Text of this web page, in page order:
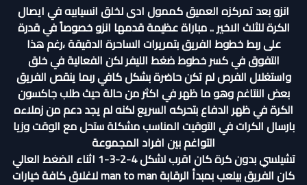
انزو بعد تمركزه العميق كممول ادى لخلق انسيابيه في ايصال
الكرة للثلث الاخير .. مباراة عظيمة قدمها انزو خصوصاً في قدرة
على ربط خطوط الفريق بتمريرات الساحرة الدقيقة ،رغم هذا
التفوق في كسر خطوط ضغط الليفر لكن الفعالية في خلق
واستغلال الفرص لم تكن حاضرة بشكل كافي ربما ينقص الفريق
بعض النتاغم وهو ما ظهر في اكثر من حالة حيث طلب جاكسون
الكرة في ظهر الدفاع بتحركه السريع لكنه لم يجد دعم من زملاءه
بارسال الكرات في التوقيت المناسب مشكلة ستحل مع الوقت وزيا
التواغم بين افراد المجموعة
تشيلسي بدون كرة كان اقرب لشكل 4-2-3-1 اثناء الضغط العالي
كان الفريق بيلعب بمبدأ الرقابة man to man لاغلاق كافة خيارات